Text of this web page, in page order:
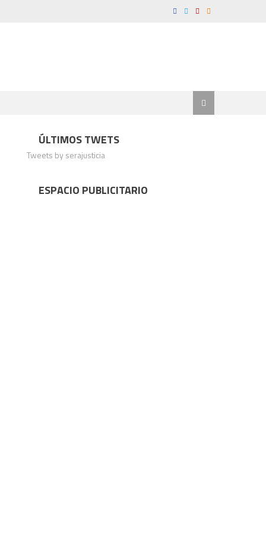
ÚLTIMOS TWETS
Tweets by serajusticia
ESPACIO PUBLICITARIO